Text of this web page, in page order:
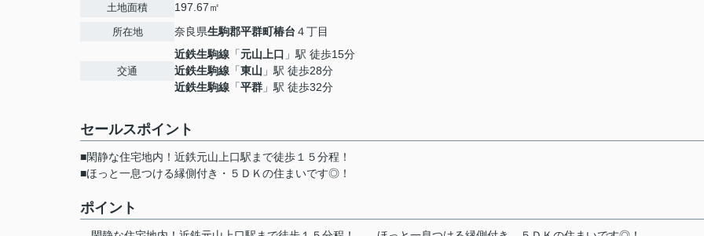
土地面積 197.67㎡
所在地 奈良県生駒郡平群町椿台 ４丁目
交通
近鉄生駒線 「元山上口 」駅 徒歩15分
近鉄生駒線 「東山 」駅 徒歩28分
近鉄生駒線 「平群 」駅 徒歩32分
セールスポイント
■閑静な住宅地内！近鉄元山上口駅まで徒歩１５分程！
■ほっと一息つける縁側付き・５ＤＫの住まいです◎！
ポイント